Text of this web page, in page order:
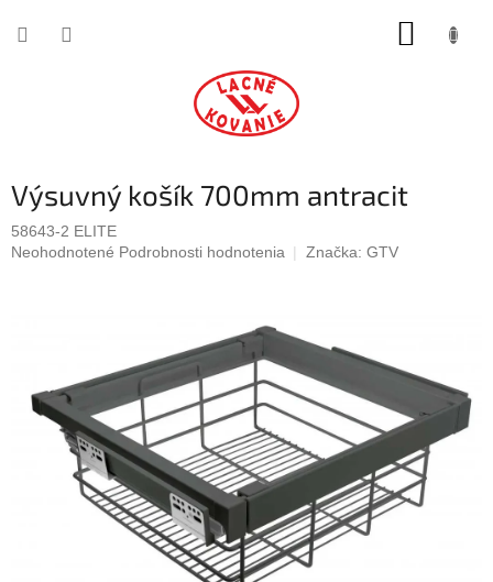
Výsuvný košík 700mm antracit
58643-2 ELITE
Priemerné
hviezdičiek.
Neohodnotené Podrobnosti hodnotenia Značka: GTV